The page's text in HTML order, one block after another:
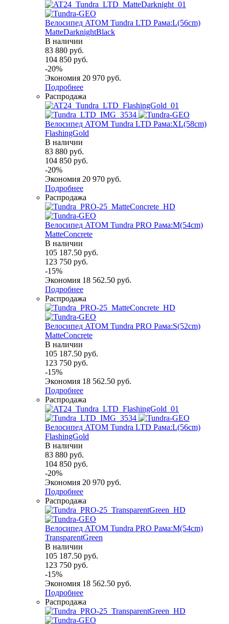
Велосипед ATOM Tundra LTD Рама:L(56cm)
MatteDarknightBlack
В наличии
83 880 руб.
104 850 руб.
-20%
Экономия 20 970 руб.
Подробнее
Распродажа
Велосипед ATOM Tundra LTD Рама:XL(58cm)
FlashingGold
В наличии
83 880 руб.
104 850 руб.
-20%
Экономия 20 970 руб.
Подробнее
Распродажа
Велосипед ATOM Tundra PRO Рама:M(54cm)
MatteConcrete
В наличии
105 187.50 руб.
123 750 руб.
-15%
Экономия 18 562.50 руб.
Подробнее
Распродажа
Велосипед ATOM Tundra PRO Рама:S(52cm)
MatteConcrete
В наличии
105 187.50 руб.
123 750 руб.
-15%
Экономия 18 562.50 руб.
Подробнее
Распродажа
Велосипед ATOM Tundra LTD Рама:L(56cm)
FlashingGold
В наличии
83 880 руб.
104 850 руб.
-20%
Экономия 20 970 руб.
Подробнее
Распродажа
Велосипед ATOM Tundra PRO Рама:M(54cm)
TransparentGreen
В наличии
105 187.50 руб.
123 750 руб.
-15%
Экономия 18 562.50 руб.
Подробнее
Распродажа